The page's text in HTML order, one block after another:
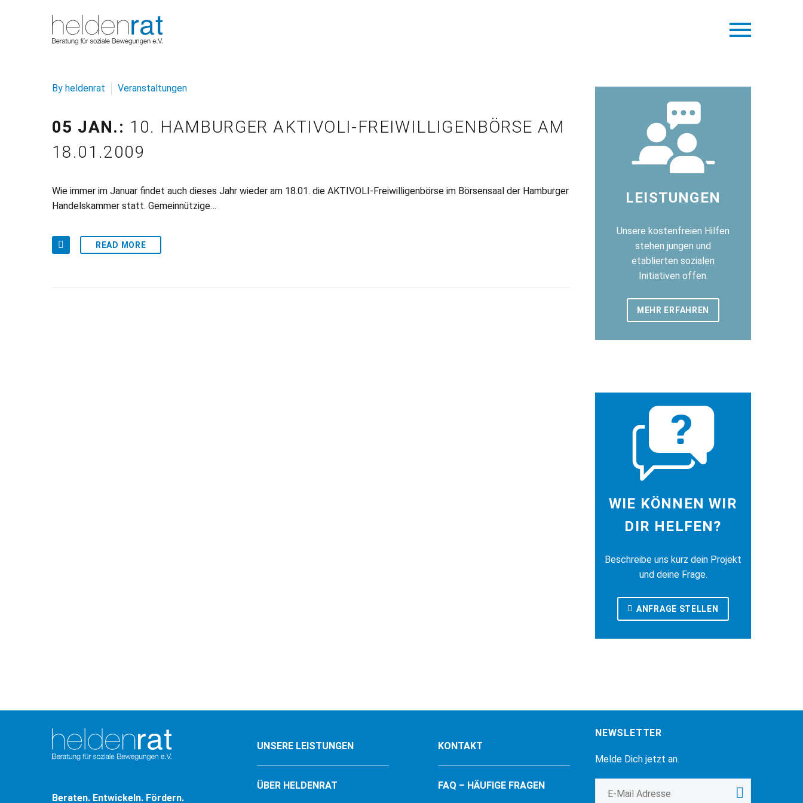
By heldenrat Veranstaltungen
05 JAN.: 10. HAMBURGER AKTIVOLI-FREIWILLIGENBÖRSE AM
18.01.2009
Wie immer im Januar findet auch dieses Jahr wieder am 18.01. die AKTIVOLI-Freiwilligenbörse im Börsensaal der Hamburger
Handelskammer statt. Gemeinnützige…
READ MORE
LEISTUNGEN
Unsere kostenfreien Hilfen
stehen jungen und
etablierten sozialen
Initiativen offen.
MEHR ERFAHREN
WIE KÖNNEN WIR
DIR HELFEN?
Beschreibe uns kurz dein Projekt
und deine Frage.
ANFRAGE STELLEN
Beraten. Entwickeln. Fördern.
UNSERE LEISTUNGEN
ÜBER HELDENRAT
KONTAKT
FAQ – HÄUFIGE FRAGEN
NEWSLETTER
Melde Dich jetzt an.